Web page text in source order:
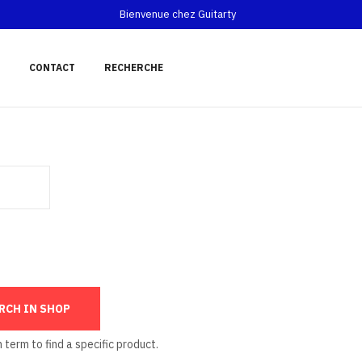
Bienvenue chez Guitarty
CONTACT RECHERCHE
to find a specific product.